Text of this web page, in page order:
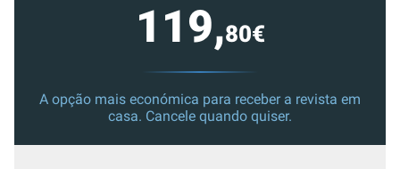
119,80€
A opção mais económica para receber a revista em
casa. Cancele quando quiser.